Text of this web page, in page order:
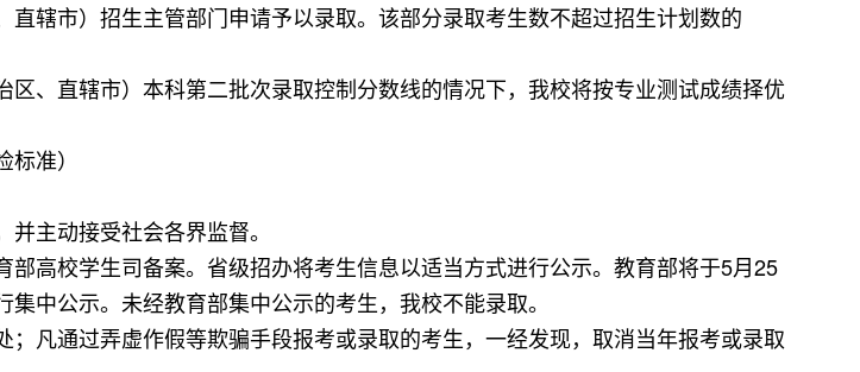
辖市）招生主管部门申请予以录取。该部分录取考生数不超过招生计划数的
、直辖市）本科第二批次录取控制分数线的情况下，我校将按专业测试成绩择优
准）
主动接受社会各界监督。
高校学生司备案。省级招办将考生信息以适当方式进行公示。教育部将于5月25
中公示。未经教育部集中公示的考生，我校不能录取。
凡通过弄虚作假等欺骗手段报考或录取的考生，一经发现，取消当年报考或录取